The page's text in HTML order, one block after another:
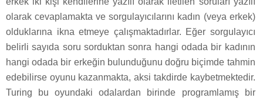
olarak cevaplamakta ve sorgulayıcılarını kadın (veya erkek)
olduklarına ikna etmeye çalışmaktadırlar. Eğer sorgulayıcı
belirli sayıda soru sorduktan sonra hangi odada bir kadının
hangi odada bir erkeğin bulunduğunu doğru biçimde tahmin
edebilirse oyunu kazanmakta, aksi takdirde kaybetmektedir.
Turing bu oyundaki odalardan birinde programlamış bir